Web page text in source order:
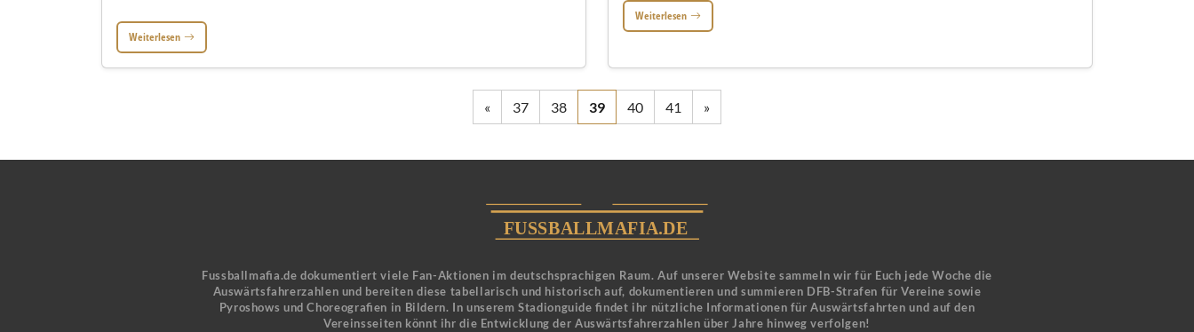
Weiterlesen
Weiterlesen
« 37 38 39 40 41 »
Fussballmafia.de dokumentiert viele Fan-Aktionen im deutschsprachigen Raum. Auf unserer Website sammeln wir für Euch jede Woche die
Auswärtsfahrerzahlen und bereiten diese tabellarisch und historisch auf, dokumentieren und summieren DFB-Strafen für Vereine sowie
Pyroshows und Choreografien in Bildern. In unserem Stadionguide findet ihr nützliche Informationen für Auswärtsfahrten und auf den
Vereinsseiten könnt ihr die Entwicklung der Auswärtsfahrerzahlen über Jahre hinweg verfolgen!